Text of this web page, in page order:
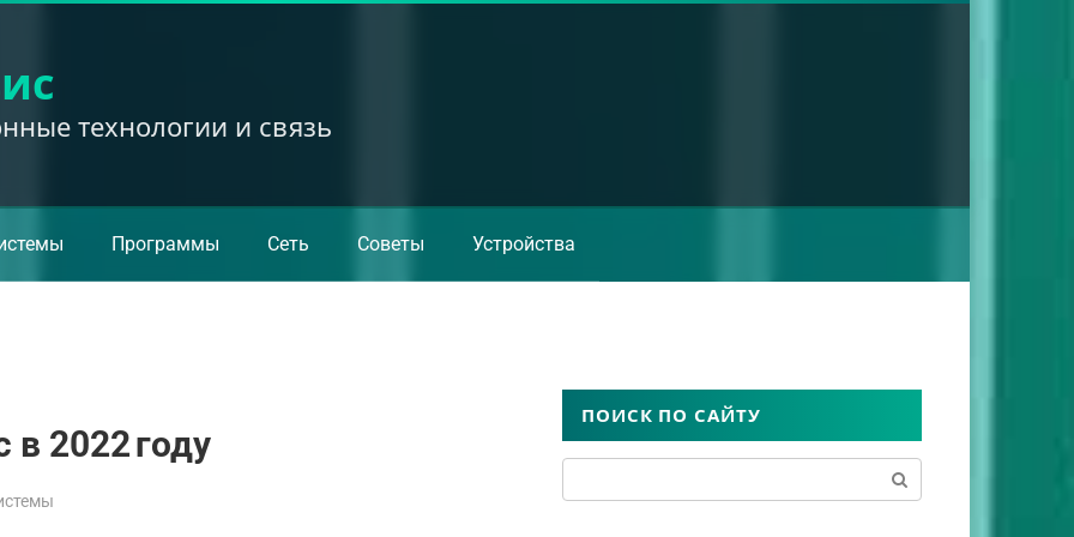
технологии и связь
Программы Сеть Советы Устройства
в 2022 году
ПОИСК ПО САЙТУ